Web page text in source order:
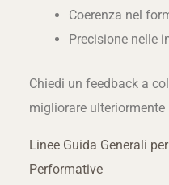
Coerenza nel
Precisione nelle
Chiedi un feedback a
migliorare
Linee Guida Generali
Performative